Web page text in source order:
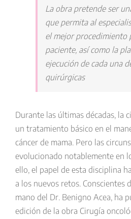
La obra pretende ser
que permita al
el mejor procedimiento
paciente, así como la
ejecución de cada una
quirúrgicas
Durante las últimas décadas, la
un tratamiento básico en el
cáncer de mama. Pero las
evolucionado notablemente en
ello, el papel de esta disciplina
a los nuevos retos. Conscientes
mano del Dr. Benigno Acea, ha
edición de la obra Cirugía